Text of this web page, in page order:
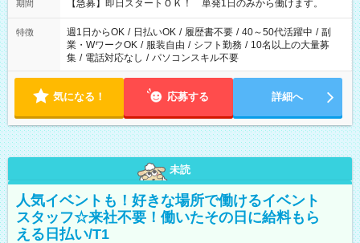
期間 【急募】即日スタートＯＫ！ 単発1日のみから働けます。
特徴 週1日からOK / 日払いOK / 履歴書不要 / 40～50代活躍中 / 副
業・WワークOK / 服装自由 / シフト勤務 / 10名以上の大量募
集 / 電話対応なし / パソコンスキル不要
気になる！ 応募する 詳細へ
未読
人気イベントも！好きな場所で働けるイベント
スタッフ☆来社不要！働いたその日に給料もら
える日払い/T1